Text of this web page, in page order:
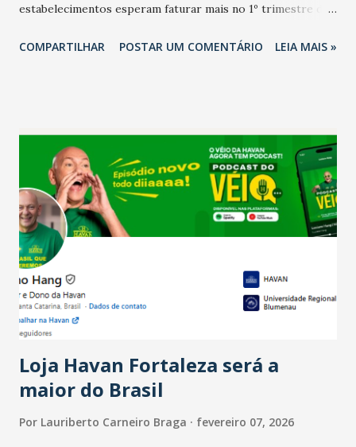
estabelecimentos esperam faturar mais no 1º trimestre de
relação ao último trimestre deste ano, 56% também
confraternizações de fim de ano e pelo pagamento do 13º
Salário para um número maior de trabalhadores, já que o
país tem a menor taxa de desemprego dos anos recentes.
Ainda segundo a Pesquisa, em novembro de 2025, 40% dos
bares e restaurantes operaram com lucro e outros 40%
registraram equilíbrio financeiro. Já o percentual de
estabelecimentos no prejuízo ficou em 19%, pouco abaixo
do observado no mês anterior. Outros 1% não existiam em
novembro. Em relação a outubro, o faturamento também
COMPARTILHAR POSTAR UM COMENTÁRIO LEIA MAIS »
Loja Havan Fortaleza será a
maior do Brasil
Por Lauriberto Carneiro Braga fevereiro 07, 2026